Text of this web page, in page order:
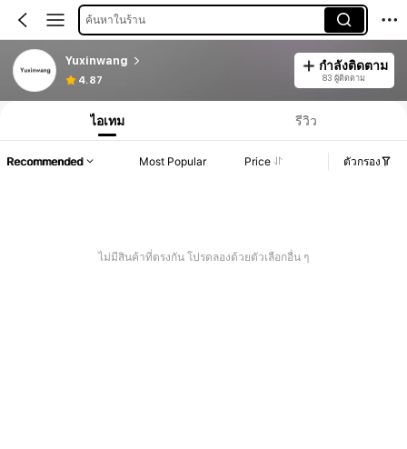
ค้นหาในร้าน
Yuxinwang
4.87
กำลังติดตาม
83 ผู้ติดตาม
ไอเทม รีวิว
Recommended Most Popular Price ตัวกรอง
ไม่มีสินค้าที่ตรงกัน โปรดลองด้วยตัวเลือกอื่น ๆ